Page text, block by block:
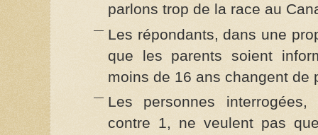
parlons trop de la race au
Les répondants, dans une
que les parents soient
moins de 16 ans changent de
Les personnes
contre 1, ne veulent pas